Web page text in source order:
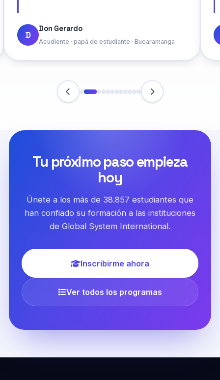
D
Don Gerardo
Acudiente · papá de estudiante · Bucaramanga
Tu próximo paso empieza
hoy
Únete a los más de 38.857 estudiantes que
han confiado su formación a las instituciones
de Global System International.
Inscribirme ahora
Ver todos los programas